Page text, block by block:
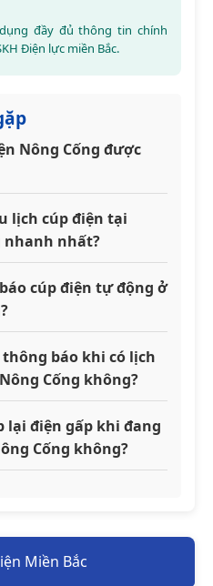
đầy đủ thông tin chính
Điện lực miền Bắc.
Nông Cống được
lịch cúp điện tại
nhanh nhất?
cúp điện tự động ở
báo khi có lịch
Cống không?
lại điện gấp khi đang
Cống không?
Miền Bắc